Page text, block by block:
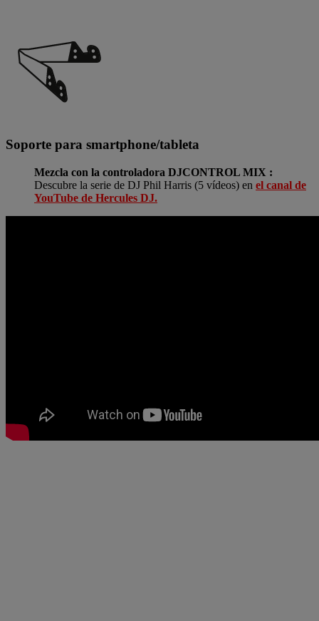
Soporte para smartphone/tableta
Mezcla con la controladora DJCONTROL MIX :
Descubre la serie de DJ Phil Harris (5 vídeos) en el canal de
YouTube de Hercules DJ.